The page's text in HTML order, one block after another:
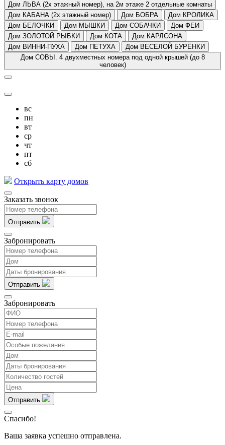
Дом ЛЬВА (2х этажный номер), на 2м этаже 2 отдельные комнаты
Дом КАБАНА (2х этажный номер)
Дом БОБРА
Дом КРОЛИКА
Дом БЕЛОЧКИ
Дом МЫШКИ Дом СОБАЧКИ
Дом ФЕИ
Дом ЗОЛОТОЙ РЫБКИ
Дом КОТА
Дом КАРЛСОНА
Дом ВИННИ-ПУХА
Дом ПЕТУХА
Дом ВЕСЕЛОЙ БУРЁНКИ
Дом СОВЫ. 4 двухместных номера под одной крышей (до 8
человек)
вс
пн
вт
ср
чт
пт
сб
Открыть карту домов
Заказать звонок
Отправить
Забронировать
Отправить
Забронировать
Отправить
Спасибо!
Ваша заявка успешно отправлена.